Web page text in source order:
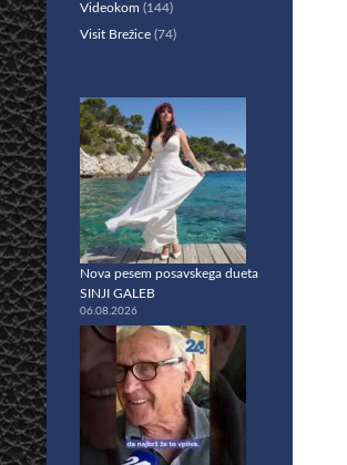
Videokom (144)
Visit Brežice (74)
Nova pesem posavskega dueta
SINJI GALEB
06.08.2026